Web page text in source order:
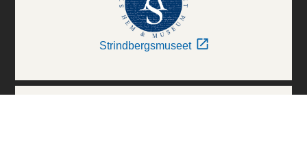
Strindbergsmuseet